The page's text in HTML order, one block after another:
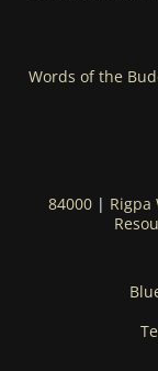
Words of the
84000| Rigpa